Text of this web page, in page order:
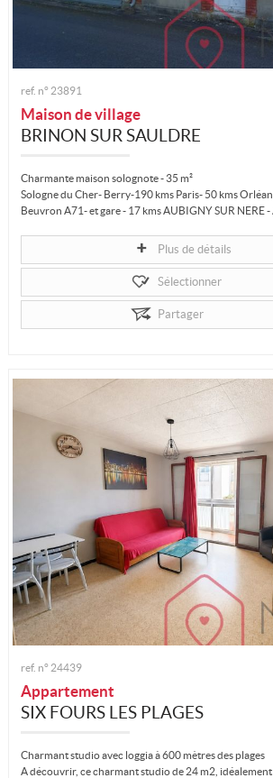
ref. n° 23891
Maison de village
BRINON SUR SAULDRE
Charmante maison solognote - 35 m²
Sologne du Cher- Berry-190 kms Paris- 50 kms
Beuvron A71- et gare - 17 kms AUBIGNY SUR NERE
Plus de détails
Sélectionner
Partager
ref. n° 24439
Appartement
SIX FOURS LES PLAGES
Charmant studio avec loggia à 600 mètres des plages
A découvrir, ce charmant studio de 24 m2,